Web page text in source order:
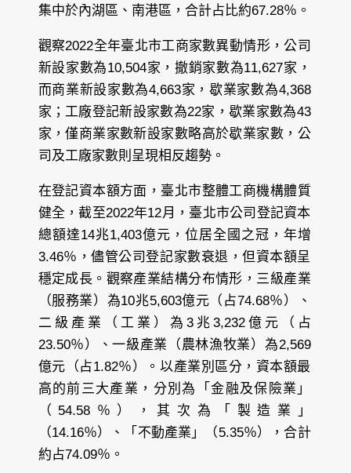
集中於內湖區、南港區，合計占比約67.28％。
觀察2022全年臺北市工商家數異動情形，公司
新設家數為10,504家，撤銷家數為11,627家，
而商業新設家數為4,663家，歇業家數為4,368
家；工廠登記新設家數為22家，歇業家數為43
家，僅商業家數新設家數略高於歇業家數，公
司及工廠家數則呈現相反趨勢。
在登記資本額方面，臺北市整體工商機構體質
健全，截至2022年12月，臺北市公司登記資本
總額達14兆1,403億元，位居全國之冠，年增
3.46％，儘管公司登記家數衰退，但資本額呈
穩定成長。觀察產業結構分布情形，三級產業
（服務業）為10兆5,603億元（占74.68％）、
二級產業（工業）為3兆3,232億元（占
23.50％）、一級產業（農林漁牧業）為2,569
億元（占1.82％）。以產業別區分，資本額最
高的前三大產業，分別為「金融及保險業」
（54.58％），其次為「製造業」
（14.16％）、「不動產業」（5.35％），合計
約占74.09％。